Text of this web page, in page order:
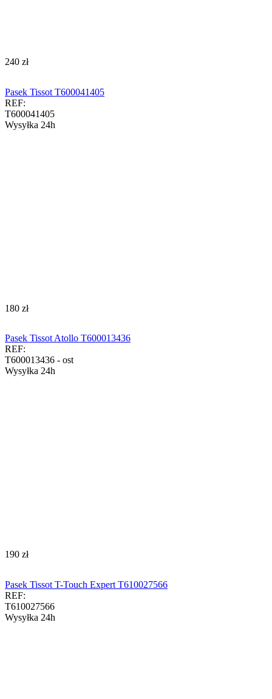
‍240‍ zł
Pasek Tissot T600041405
REF:
T600041405
Wysyłka 24h
‍180‍ zł
Pasek Tissot Atollo T600013436
REF:
T600013436 - ost
Wysyłka 24h
‍190‍ zł
Pasek Tissot T-Touch Expert T610027566
REF:
T610027566
Wysyłka 24h